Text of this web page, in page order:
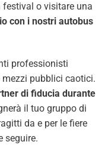
festival o visitare una
con i nostri autobus
professionisti
pubblici caotici.
di fiducia durante
il tuo gruppo di
da e per le fiere
seguire.